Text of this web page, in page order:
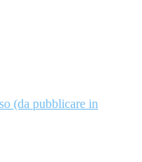
(da pubblicare in